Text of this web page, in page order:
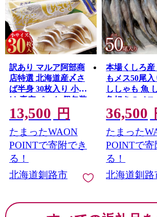
訳あり マルア阿部商
店特選 北海道産〆さ
ば半身 30枚入り 小分
け 真空パック 個包装
国産 手軽に一品 〆さ
ば 〆鯖 冷凍 おつまみ
さば サバ
13,500 円
たまったWAON
POINTで寄附でき
る！
北海道釧路市
本場くしろ産
もメス50尾
ししゃも 魚
魚好きのメ
チたまごのメ
グルメ シシャ
道産 国産 魚
幸 F5F-0138
36,500
たまった
POINTで寄
る！
北海道釧路